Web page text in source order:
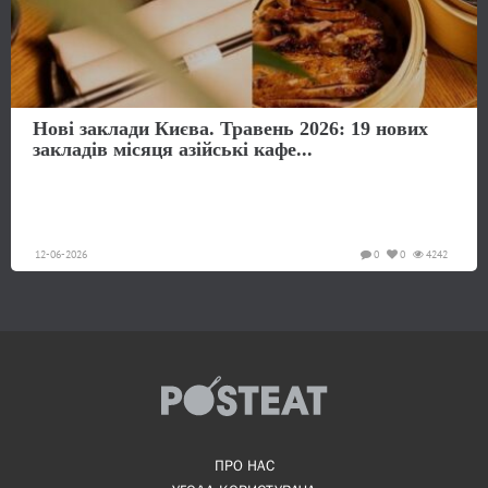
Нові заклади Києва. Травень 2026: 19 нових
закладів місяця азійські кафе...
12-06-2026 4242
0
0
ПРО НАС